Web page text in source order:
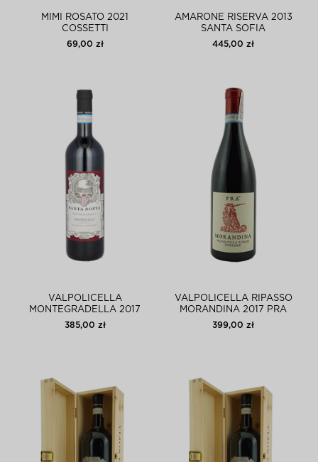
MIMI ROSATO 2021
COSSETTI
69,00 zł
AMARONE RISERVA 2013
SANTA SOFIA
445,00 zł
VALPOLICELLA
MONTEGRADELLA 2017
SANTA SOFIA MAGNUM
385,00 zł
VALPOLICELLA RIPASSO
MORANDINA 2017 PRA
MAGNUM
399,00 zł